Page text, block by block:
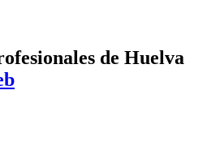
de Huelva